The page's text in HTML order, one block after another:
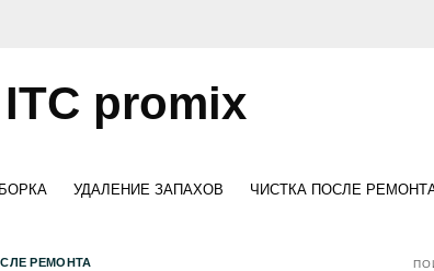
ITC promix
УДАЛЕНИЕ ЗАПАХОВ ЧИСТКА ПОСЛЕ
РЕМОНТА